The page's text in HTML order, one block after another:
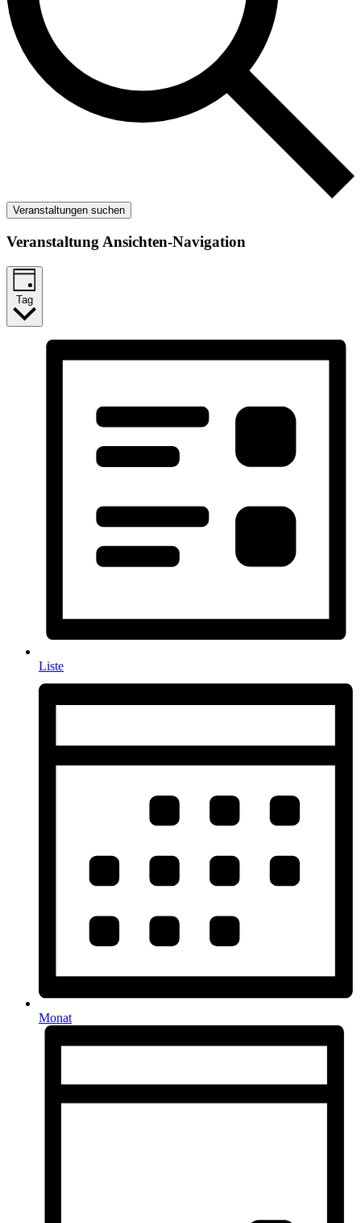
Veranstaltungen suchen
Veranstaltung Ansichten-Navigation
Tag
Liste
Monat